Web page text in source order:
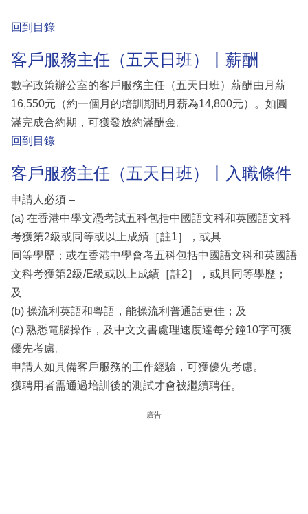
回到目錄
客戶服務主任（五天日班）丨薪酬
數字政策辦公室的客戶服務主任（五天日班）薪酬由月薪
16,550元（約一個月的培訓期間月薪為14,800元）。如圓
滿完成合約期，可獲發放約滿酬金。
回到目錄
客戶服務主任（五天日班）丨入職條件
申請人必須 –
(a) 在香港中學文憑考試五科包括中國語文科和英國語文科
考獲第2級或同等或以上成績［註1］，或具
同等學歷；或在香港中學會考五科包括中國語文科和英國語
文科考獲第2級/E級或以上成績［註2］，或具同等學歷；
及
(b) 操流利英語和粵語，能操流利普通話更佳；及
(c) 熟悉電腦操作，及中文文書處理速度達每分鐘10字可獲
優先考慮。
申請人如具備客戶服務的工作經驗，可獲優先考慮。
獲聘用者需通過培訓後的測試才會被繼續聘任。
廣告